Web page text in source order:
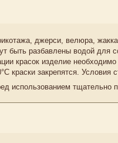
джерси, велюра,
быть разбавлены водой для
красок изделие
закрепятся. Условия
использованием тщательно